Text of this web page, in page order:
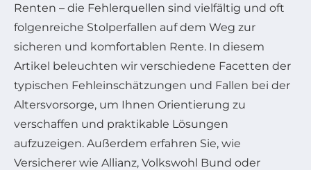
Renten – die Fehlerquellen sind vielfältig und oft
folgenreiche Stolperfallen auf dem Weg zur
sicheren und komfortablen Rente. In diesem
Artikel beleuchten wir verschiedene Facetten der
typischen Fehleinschätzungen und Fallen bei der
Altersvorsorge, um Ihnen Orientierung zu
verschaffen und praktikable Lösungen
aufzuzeigen. Außerdem erfahren Sie, wie
Versicherer wie Allianz, Volkswohl Bund oder